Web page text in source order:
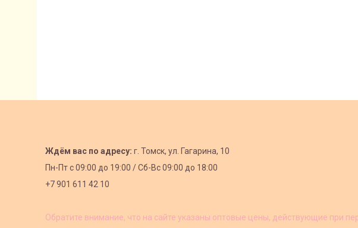
Ждём вас по адресу: г. Томск, ул. Гагарина, 10
Пн-Пт с09:00 до 19:00 /Сб-Вс 09:00 до 18:00
+7 901 611 42 10
Обратите внимание, что на сайте указаны оптовые цены, действующие при